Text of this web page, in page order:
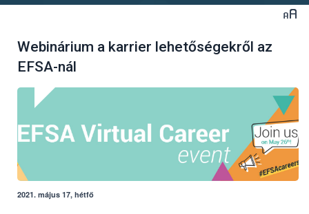
Webinárium a karrier lehetőségekről az
EFSA-nál
2021. május 17, hétfő